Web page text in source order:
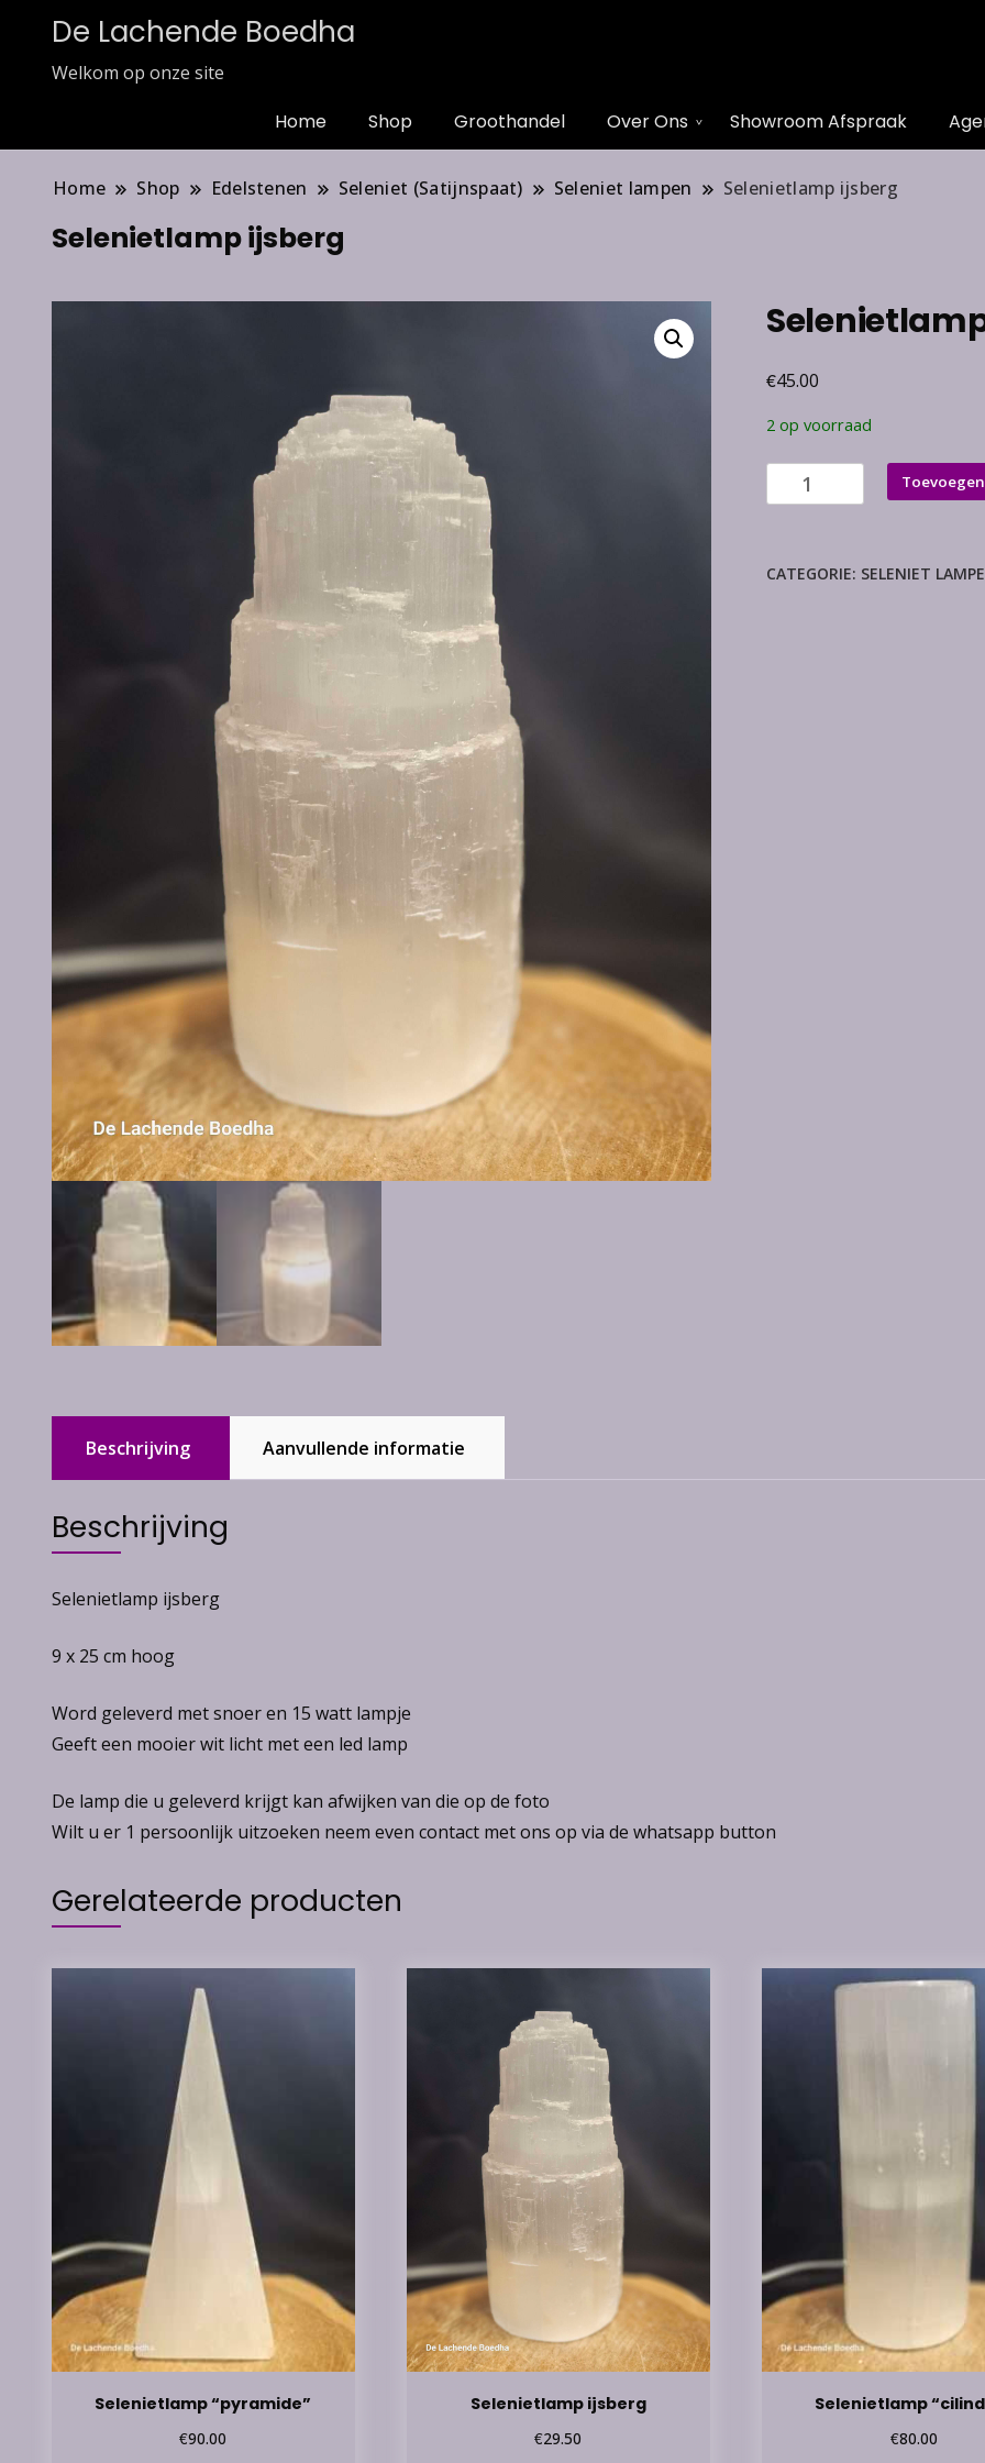
De Lachende Boedha
Welkom op onze site
Home Shop Groothandel Over Ons Showroom Afspraak
Home Shop Edelstenen Seleniet (Satijnspaat) Seleniet lampen Selenietlamp ijsberg
Selenietlamp ijsberg
€45.00
2 op voorraad
Selenietlamp
ijsberg
CATEGORIE: SELENIET
Beschrijving Aanvullende informatie
Beschrijving
Selenietlamp ijsberg
9 x 25 cm hoog
Word geleverd met snoer en 15 watt lampje
Geeft een mooier wit licht met een led lamp
De lamp die u geleverd krijgt kan afwijken van die op de foto
Wilt u er 1 persoonlijk uitzoeken neem even contact met ons op via de whatsapp button
Gerelateerde producten
Selenietlamp “pyramide”
€90.00
Selenietlamp ijsberg
€29.50
Selenietlamp
€80.00